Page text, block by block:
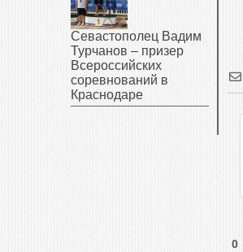
0
Севастополец Вадим
Турчанов – призер
Всероссийских
соревнований в
Краснодаре